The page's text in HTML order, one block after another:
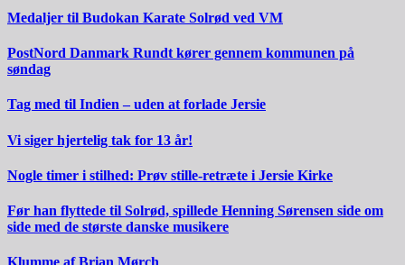
Medaljer til Budokan Karate Solrød ved VM
PostNord Danmark Rundt kører gennem kommunen på
søndag
Tag med til Indien – uden at forlade Jersie
Vi siger hjertelig tak for 13 år!
Nogle timer i stilhed: Prøv stille-retræte i Jersie Kirke
Før han flyttede til Solrød, spillede Henning Sørensen side om
side med de største danske musikere